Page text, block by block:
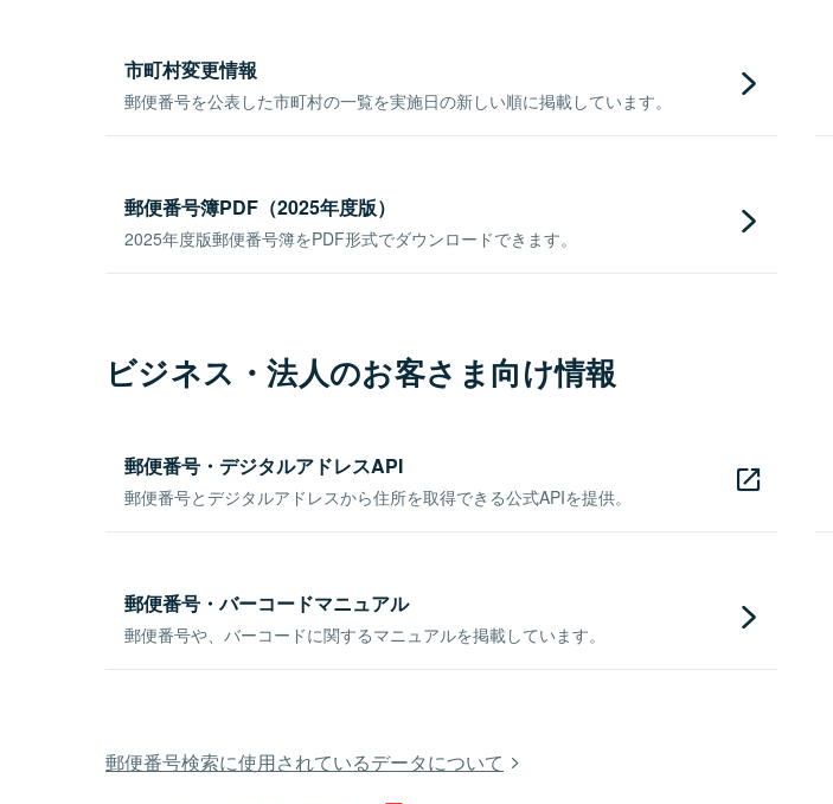
市町村変更情報
郵便番号を公表した市町村の一覧を実施日の新しい順に掲載しています。
郵便番号簿PDF（2025年度版）
2025年度版郵便番号簿をPDF形式でダウンロードできます。
ビジネス・法人のお客さま向け情報
郵便番号・デジタルアドレスAPI
郵便番号とデジタルアドレスから住所を取得できる公式APIを提供。
郵便番号・バーコードマニュアル
郵便番号や、バーコードに関するマニュアルを掲載しています。
郵便番号検索に使用されているデータについて